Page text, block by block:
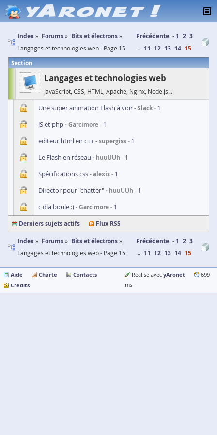
Index Forums Bits et électrons
Langages et technologies web - Page 15
Précédente 1 2 3
... 11 12 13 14 15
Section
Langages et technologies web
JavaScript, CSS, HTML, Apache, Nginx, Node.js...
Une super animation Flash à voir Slack 1
JS et php Garcimore 1
editeur html en c++ supergiss 1
Le Flash en réseau huuUUh 1
Spécifications css alexis 1
Director pour "chatter" huuUUh 1
c dla boule :) Garcimore 1
Derniers sujets actifs Flux RSS
Index Forums Bits et électrons
Langages et technologies web - Page 15
Précédente 1 2 3
... 11 12 13 14 15
Aide Charte
Contacts
Crédits
Réalisé avec yAronet
699
ms